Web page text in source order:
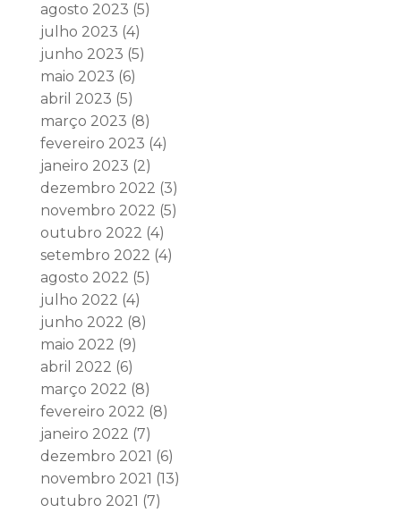
agosto 2023 (5)
julho 2023 (4)
junho 2023 (5)
maio 2023 (6)
abril 2023 (5)
março 2023 (8)
fevereiro 2023 (4)
janeiro 2023 (2)
dezembro 2022 (3)
novembro 2022 (5)
outubro 2022 (4)
setembro 2022 (4)
agosto 2022 (5)
julho 2022 (4)
junho 2022 (8)
maio 2022 (9)
abril 2022 (6)
março 2022 (8)
fevereiro 2022 (8)
janeiro 2022 (7)
dezembro 2021 (6)
novembro 2021 (13)
outubro 2021 (7)